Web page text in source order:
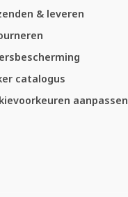
& leveren
catalogus
aanpassen